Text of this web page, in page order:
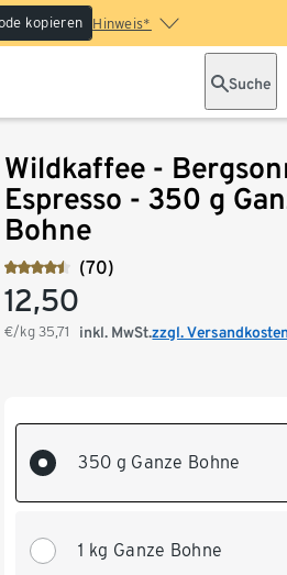
kopieren Hinweis*
Suche
Wildkaffee -
Espresso - 350 g
Bohne
(70)
12,50
€/kg35,71 inkl. MwSt.zzgl.
350 g Ganze Bohne
1 kg Ganze Bohne